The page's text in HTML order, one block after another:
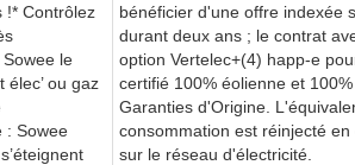
!* Contrôlez
le
ou gaz
: Sowee
bénéficier d'une offre indexée
durant deux ans ; le contrat
option Vertelec+(4) happ-e
certifié 100% éolienne et
Garanties d'Origine.
consommation est réinjecté
sur le réseau d'électricité.